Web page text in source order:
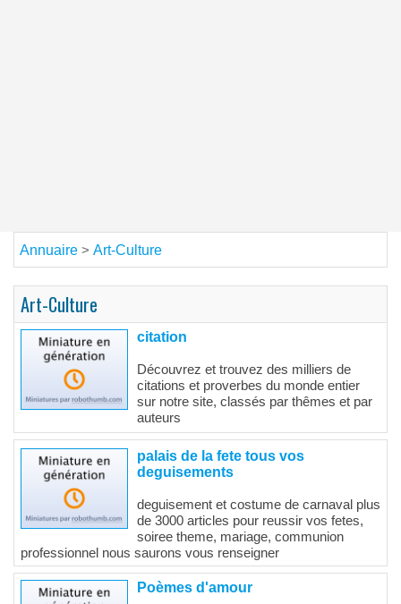
Annuaire > Art-Culture
Art-Culture
citation
Découvrez et trouvez des milliers de
citations et proverbes du monde entier
sur notre site, classés par thêmes et par
auteurs
palais de la fete tous vos
deguisements
deguisement et costume de carnaval plus
de 3000 articles pour reussir vos fetes,
soiree theme, mariage, communion
professionnel nous saurons vous renseigner
Poèmes d'amour